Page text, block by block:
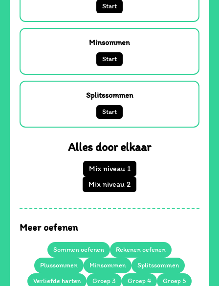
Start
Minsommen
Start
Splitssommen
Start
Alles door elkaar
Mix niveau 1
Mix niveau 2
Meer oefenen
Sommen oefenen
Rekenen oefenen
Plussommen
Minsommen
Splitssommen
Verliefde harten
Groep 3 Groep 4 Groep 5